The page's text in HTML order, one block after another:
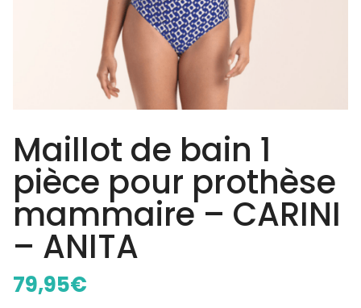
Maillot de bain 1
pièce pour prothèse
mammaire – CARINI
– ANITA
79,95€